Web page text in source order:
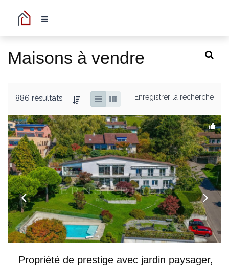
Maisons à vendre
886 résultats Enregistrer la recherche
Propriété de prestige avec jardin paysager,